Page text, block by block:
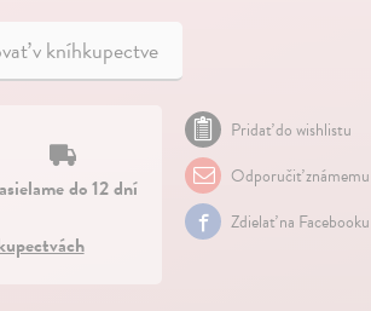
v kníhkupectve
do 12 dní
Pridať do wishlistu
Odporučiť známemu
Zdielať na Facebooku